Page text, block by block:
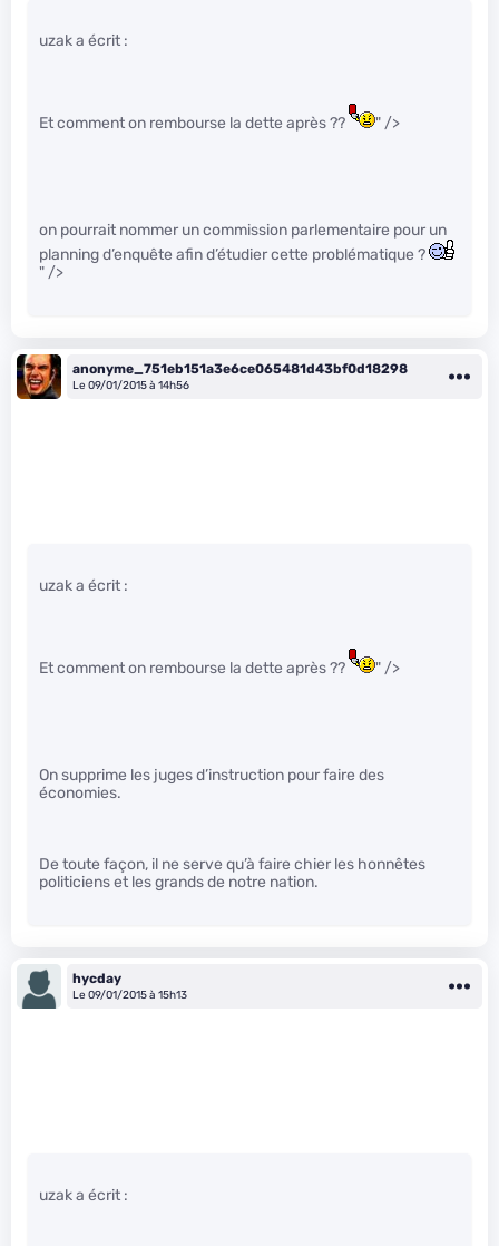
uzak a écrit :
Et comment on rembourse la dette après ?? " />
on pourrait nommer un commission parlementaire pour un
planning d’enquête afin d’étudier cette problématique ?
" />
anonyme_751eb151a3e6ce065481d43bf0d18298
Le 09/01/2015 à 14h56
uzak a écrit :
Et comment on rembourse la dette après ?? " />
On supprime les juges d’instruction pour faire des
économies.
De toute façon, il ne serve qu’à faire chier les honnêtes
politiciens et les grands de notre nation.
hycday
Le 09/01/2015 à 15h13
uzak a écrit :